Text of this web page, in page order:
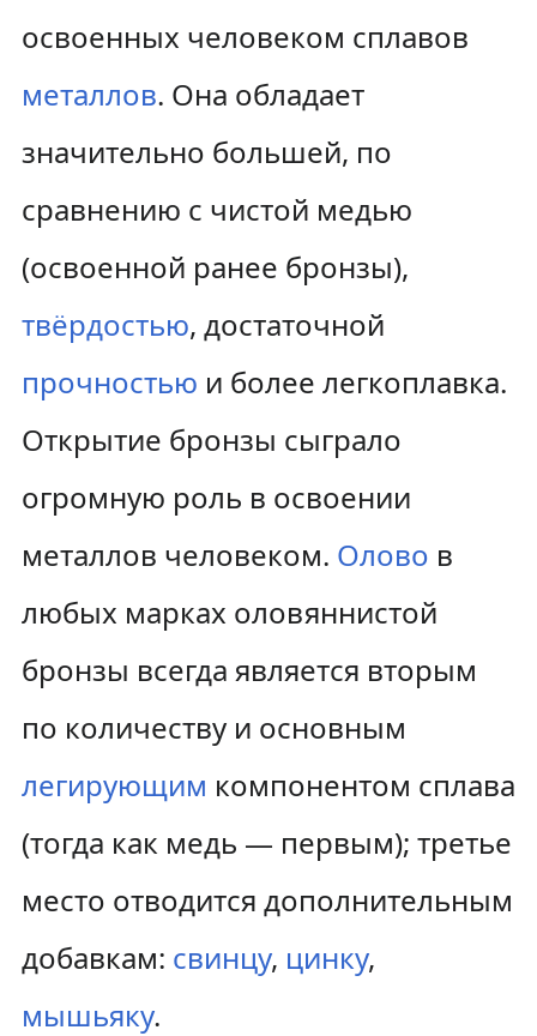
освоенных человеком сплавов
металлов. Она обладает
значительно большей, по
сравнению с чистой медью
(освоенной ранее бронзы),
твёрдостью, достаточной
прочностью и более легкоплавка.
Открытие бронзы сыграло
огромную роль в освоении
металлов человеком. Олово в
любых марках оловяннистой
бронзы всегда является вторым
по количеству и основным
легирующим компонентом сплава
(тогда как медь — первым); третье
место отводится дополнительным
добавкам: свинцу, цинку,
мышьяку.